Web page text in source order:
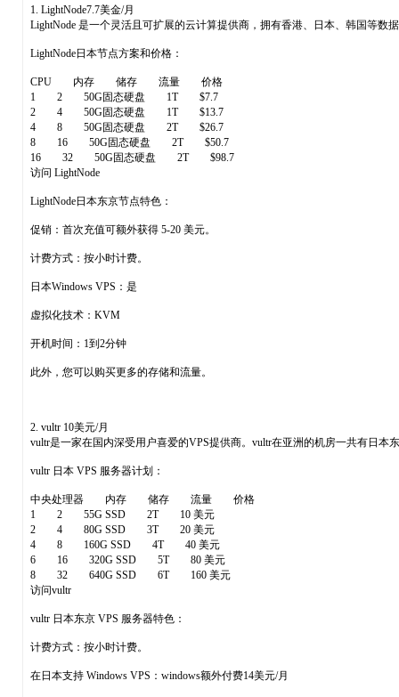
1. LightNode7.7美金/月
LightNode 是一个灵活且可扩展的云计算提供商，拥有香港、日本、韩国等数
LightNode日本节点方案和价格：
CPU 内存 储存 流量 价格
1 2 50G固态硬盘 1T $7.7
2 4 50G固态硬盘 1T $13.7
4 8 50G固态硬盘 2T $26.7
8 16 50G固态硬盘 2T $50.7
16 32 50G固态硬盘 2T $98.7
访问 LightNode
LightNode日本东京节点特色：
促销：首次充值可额外获得 5-20 美元。
计费方式：按小时计费。
日本Windows VPS：是
虚拟化技术：KVM
开机时间：1到2分钟
此外，您可以购买更多的存储和流量。
2. vultr 10美元/月
vultr是一家在国内深受用户喜爱的VPS提供商。vultr在亚洲的机房一共有日本
vultr 日本 VPS 服务器计划：
中央处理器 内存 储存 流量 价格
1 2 55G SSD 2T 10 美元
2 4 80G SSD 3T 20 美元
4 8 160G SSD 4T 40 美元
6 16 320G SSD 5T 80 美元
8 32 640G SSD 6T 160 美元
访问vultr
vultr 日本东京 VPS 服务器特色：
计费方式：按小时计费。
在日本支持 Windows VPS：windows额外付费14美元/月